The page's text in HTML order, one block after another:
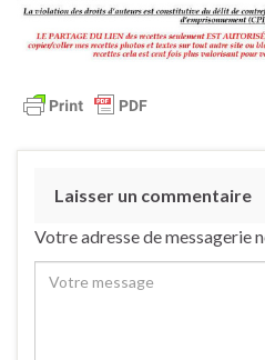
Laisser un commentaire
Votre adresse de messagerie